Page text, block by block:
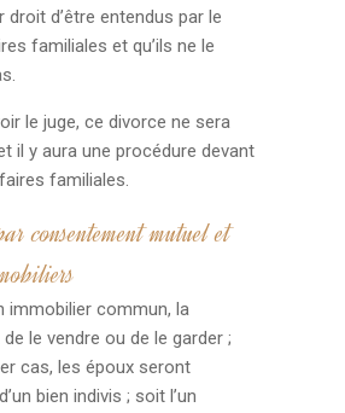
droit d’être entendus par le
familiales et qu’ils ne le
le juge, ce divorce ne sera
il y aura une procédure devant
familiales.
consentement mutuel et
immobilier commun, la
le vendre ou de le garder ;
cas, les époux seront
bien indivis ; soit l’un